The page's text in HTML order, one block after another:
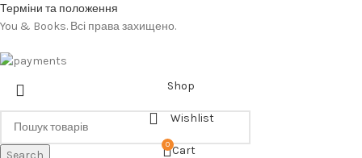
Терміни та положення
You & Books. Всі права захищено.
Search
Shop
Wishlist
0 Cart